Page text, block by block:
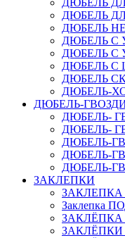
ДЮБЕЛЬ
ДЮБЕЛЬ
ДЮБЕЛЬ
ДЮБЕЛЬ С
ДЮБЕЛЬ С
ДЮБЕЛЬ
ДЮБЕЛЬ
ДЮБЕЛЬ-
ДЮБЕЛЬ-
ДЮБЕЛЬ-
ДЮБЕЛЬ-
ДЮБЕЛЬ-
ДЮБЕЛЬ-
ДЮБЕЛЬ-
ЗАКЛЕПКИ
Заклепка
ЗАКЛЁПКА
ЗАКЛЁПКИ